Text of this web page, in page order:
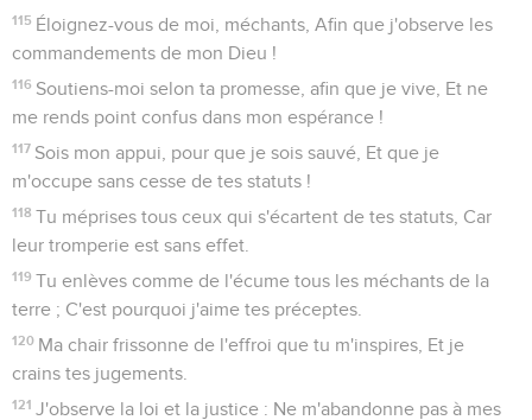
115 Éloignez-vous de moi, méchants, Afin que j'observe les
commandements de mon Dieu !
116 Soutiens-moi selon ta promesse, afin que je vive, Et ne
me rends point confus dans mon espérance !
117 Sois mon appui, pour que je sois sauvé, Et que je
m'occupe sans cesse de tes statuts !
118 Tu méprises tous ceux qui s'écartent de tes statuts, Car
leur tromperie est sans effet.
119 Tu enlèves comme de l'écume tous les méchants de la
terre ; C'est pourquoi j'aime tes préceptes.
120 Ma chair frissonne de l'effroi que tu m'inspires, Et je
crains tes jugements.
121 J'observe la loi et la justice : Ne m'abandonne pas à mes